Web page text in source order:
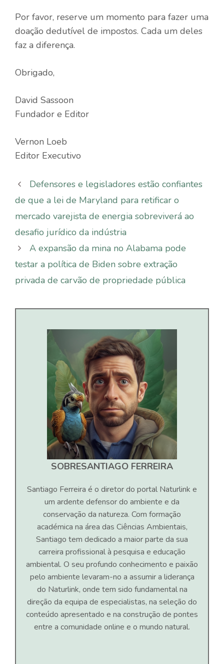
Por favor, reserve um momento para fazer uma
doação dedutível de impostos. Cada um deles
faz a diferença.
Obrigado,
David Sassoon
Fundador e Editor
Vernon Loeb
Editor Executivo
Defensores e legisladores estão confiantes
de que a lei de Maryland para retificar o
mercado varejista de energia sobreviverá ao
desafio jurídico da indústria
A expansão da mina no Alabama pode
testar a política de Biden sobre extração
privada de carvão de propriedade pública
SOBRESANTIAGO FERREIRA
Santiago Ferreira é o diretor do portal Naturlink e
um ardente defensor do ambiente e da
conservação da natureza. Com formação
académica na área das Ciências Ambientais,
Santiago tem dedicado a maior parte da sua
carreira profissional à pesquisa e educação
ambiental. O seu profundo conhecimento e paixão
pelo ambiente levaram-no a assumir a liderança
do Naturlink, onde tem sido fundamental na
direção da equipa de especialistas, na seleção do
conteúdo apresentado e na construção de pontes
entre a comunidade online e o mundo natural.